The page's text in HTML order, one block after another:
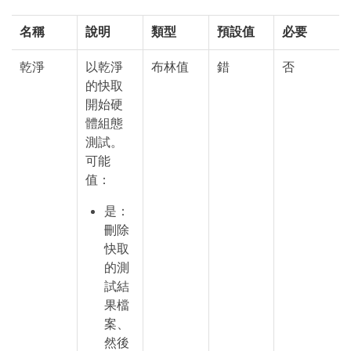
名稱 說明 類型 預設值 必要
乾淨
以乾淨
的快取
開始硬
體組態
測試。
可能
值：
是：
刪除
快取
的測
試結
果檔
案、
然後
布林值 錯 否